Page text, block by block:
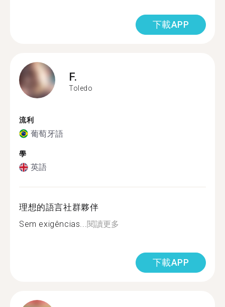
下載APP
F.
Toledo
流利
葡萄牙語
學
英語
理想的語言社群夥伴
Sem exigências...閱讀更多
下載APP